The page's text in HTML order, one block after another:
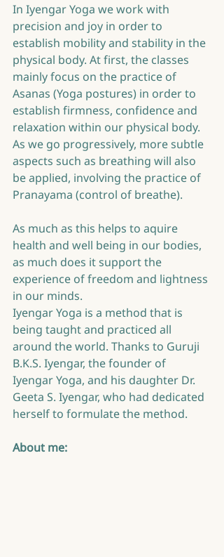
In Iyengar Yoga we work with
precision and joy in order to
establish mobility and stability in the
physical body. At first, the classes
mainly focus on the practice of
Asanas (Yoga postures) in order to
establish firmness, confidence and
relaxation within our physical body.
As we go progressively, more subtle
aspects such as breathing will also
be applied, involving the practice of
Pranayama (control of breathe).
As much as this helps to aquire
health and well being in our bodies,
as much does it support the
experience of freedom and lightness
in our minds.
Iyengar Yoga is a method that is
being taught and practiced all
around the world. Thanks to Guruji
B.K.S. Iyengar, the founder of
Iyengar Yoga, and his daughter Dr.
Geeta S. Iyengar, who had dedicated
herself to formulate the method.
About me: